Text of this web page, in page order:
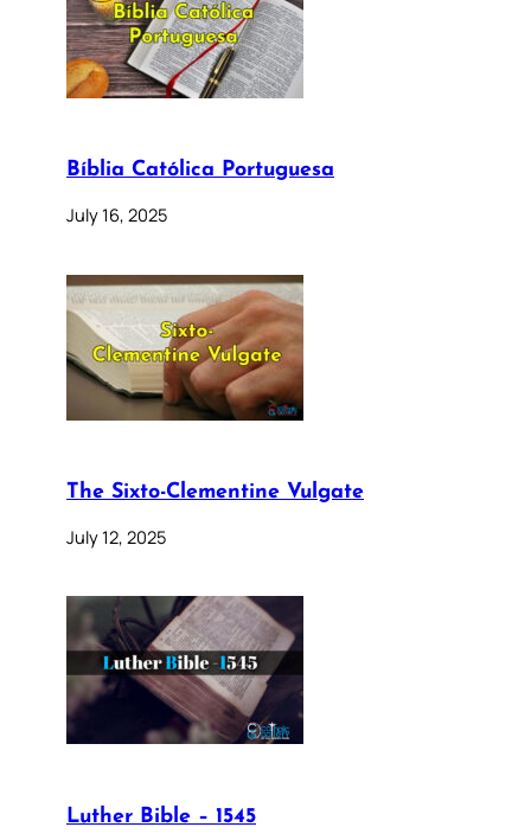
Bíblia Católica Portuguesa
July 16, 2025
The Sixto-Clementine Vulgate
July 12, 2025
Luther Bible – 1545